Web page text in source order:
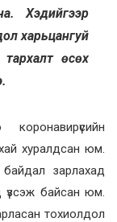
Хэдийгээр
харьцангуй
өсөх
хуралдсан юм.
зарлахад
үзсэж байсан юм.
тохиолдол